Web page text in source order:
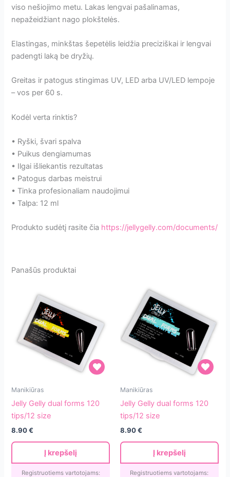
viso nešiojimo metu. Lakas lengvai pašalinamas,
nepažeidžiant nago plokštelės.
Elastingas, minkštas šepetėlis leidžia preciziškai ir lengvai
padengti laką be dryžių.
Greitas ir patogus stingimas UV, LED arba UV/LED lempoje
– vos per 60 s.
Kodėl verta rinktis?
• Ryški, švari spalva
• Puikus dengiamumas
• Ilgai išliekantis rezultatas
• Patogus darbas meistrui
• Tinka profesionaliam naudojimui
• Talpa: 12 ml
Produkto sudėtį rasite čia https://jellygelly.com/documents/
Panašūs produktai
Jelly
dual
forms
120
tips/12
Manikiūras
Jelly Gelly dual forms 120
tips/12 size
8.90€
Į krepšelį
Registruotiems vartotojams:
Jelly
dual
forms
120
tips/12
Manikiūras
Jelly Gelly dual forms 120
tips/12 size
8.90€
Į krepšelį
Registruotiems vartotojams: